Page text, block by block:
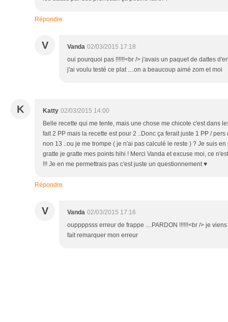
Répondre
V Vanda 02/03/2015 17:18
oui pourquoi pas !!!!!!<br /> j'avais un paquet de dattes
j'ai voulu testé ce plat ....on a beaucoup aimé zom et moi
K Katty 02/03/2015 14:00
Belle recette qui me tente, mais une chose me chicote c'est dans
fait 2 PP mais la recette est pour 2 ..Donc ça ferait juste 1 PP /
non 13 ..ou je me trompe ( je n'ai pas calculé le reste ) ? Je suis
gratte je gratte mes points hihi ! Merci Vanda et excuse moi, ce
!!! Je en me permettrais pas c'est juste un questionnement ♥
Répondre
V Vanda 02/03/2015 17:16
ouppppsss erreur de frappe ....PARDON !!!!!!<br /> je
fait remarquer mon erreur